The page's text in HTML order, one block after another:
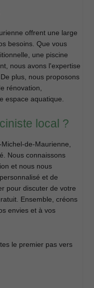
offrent une large
besoins. Que vous
une piscine
nous avons l'expertise
plus, nous proposons
rénovation,
espace aquatique.
local ?
de-Maurienne,
Nous connaissons
et nous nous
et de
pour discuter de votre
Ensemble, créons
envies et à vos
le premier pas vers